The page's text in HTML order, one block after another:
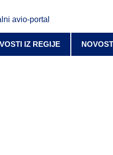
avio-portal
IZ REGIJE